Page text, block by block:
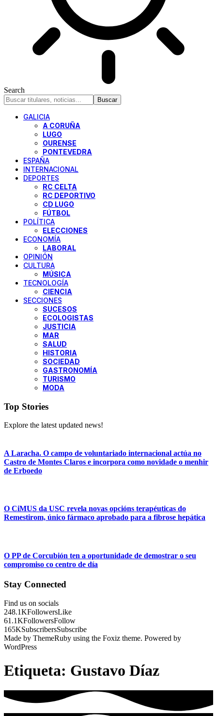
Search
GALICIA
A CORUÑA
LUGO
OURENSE
PONTEVEDRA
ESPAÑA
INTERNACIONAL
DEPORTES
RC CELTA
RC DEPORTIVO
CD LUGO
FÚTBOL
POLÍTICA
ELECCIONES
ECONOMÍA
LABORAL
OPINIÓN
CULTURA
MÚSICA
TECNOLOGÍA
CIENCIA
SECCIONES
SUCESOS
ECOLOGISTAS
JUSTICIA
MAR
SALUD
HISTORIA
SOCIEDAD
GASTRONOMÍA
TURISMO
MODA
Top Stories
Explore the latest updated news!
A Laracha. O campo de voluntariado internacional actúa no
Castro de Montes Claros e incorpora como novidade o menhir
de Erboedo
O CiMUS da USC revela novas opcións terapéuticas do
Remestirom, único fármaco aprobado para a fibrose hepática
O PP de Corcubión ten a oportunidade de demostrar o seu
compromiso co centro de día
Stay Connected
Find us on socials
248.1KFollowersLike
61.1KFollowersFollow
165KSubscribersSubscribe
Made by ThemeRuby using the Foxiz theme. Powered by
WordPress
Etiqueta: Gustavo Díaz